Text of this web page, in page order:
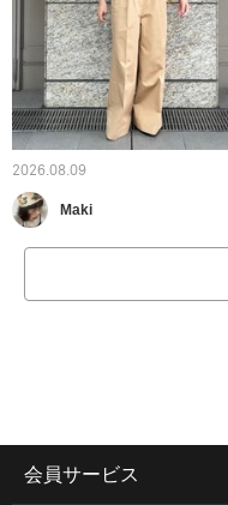
2026.08.09
Maki
会員サービス